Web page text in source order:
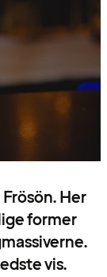
Her
former
vis.